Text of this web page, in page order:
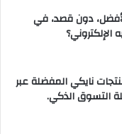
دون قصد، في
الإلكتروني؟
نايكي المفضلة عبر
التسوق الذكي.